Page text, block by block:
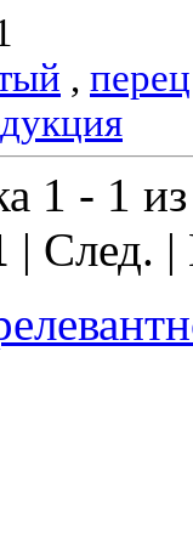
, перец
1 - 1
| След.